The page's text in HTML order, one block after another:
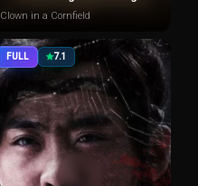
Clown in a Cornfield
FULL 7.1